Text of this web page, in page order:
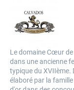
Le domaine Cœur
dans une ancienne
typique du XVIIème.
élaboré par la